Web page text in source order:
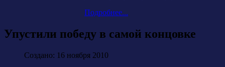
Подробнее...
Упустили победу в самой концовке
Создано: 16 ноября 2010